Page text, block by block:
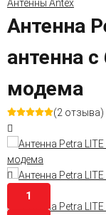
Антенны Antex
Антенна
антенна
модема
(2 отзыва)
1